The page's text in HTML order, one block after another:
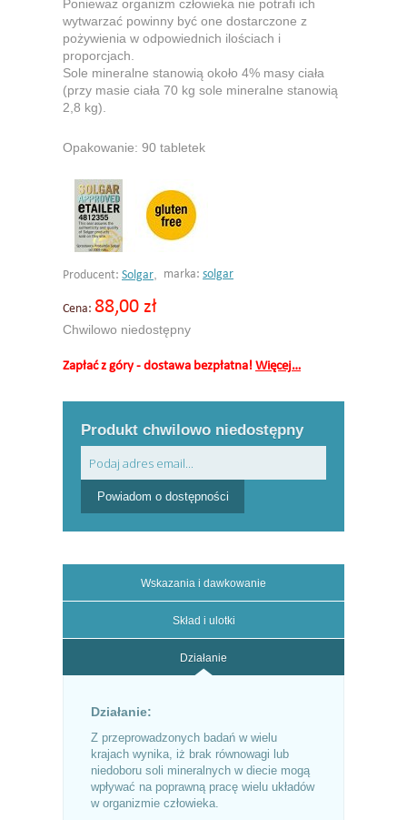
Ponieważ organizm człowieka nie potrafi ich
wytwarzać powinny być one dostarczone z
pożywienia w odpowiednich ilościach i
proporcjach.
Sole mineralne stanowią około 4% masy ciała
(przy masie ciała 70 kg sole mineralne stanowią
2,8 kg).
Opakowanie: 90 tabletek
Producent: Solgar marka: solgar
Cena: 88,00 zł
Chwilowo niedostępny
Zapłać z góry - dostawa bezpłatna! Więcej…
Produkt chwilowo niedostępny
Powiadom o dostępności
Wskazania i dawkowanie
Skład i ulotki
Działanie
Działanie:
Z przeprowadzonych badań w wielu
krajach wynika, iż brak równowagi lub
niedoboru soli mineralnych w diecie mogą
wpływać na poprawną pracę wielu układów
w organizmie człowieka.